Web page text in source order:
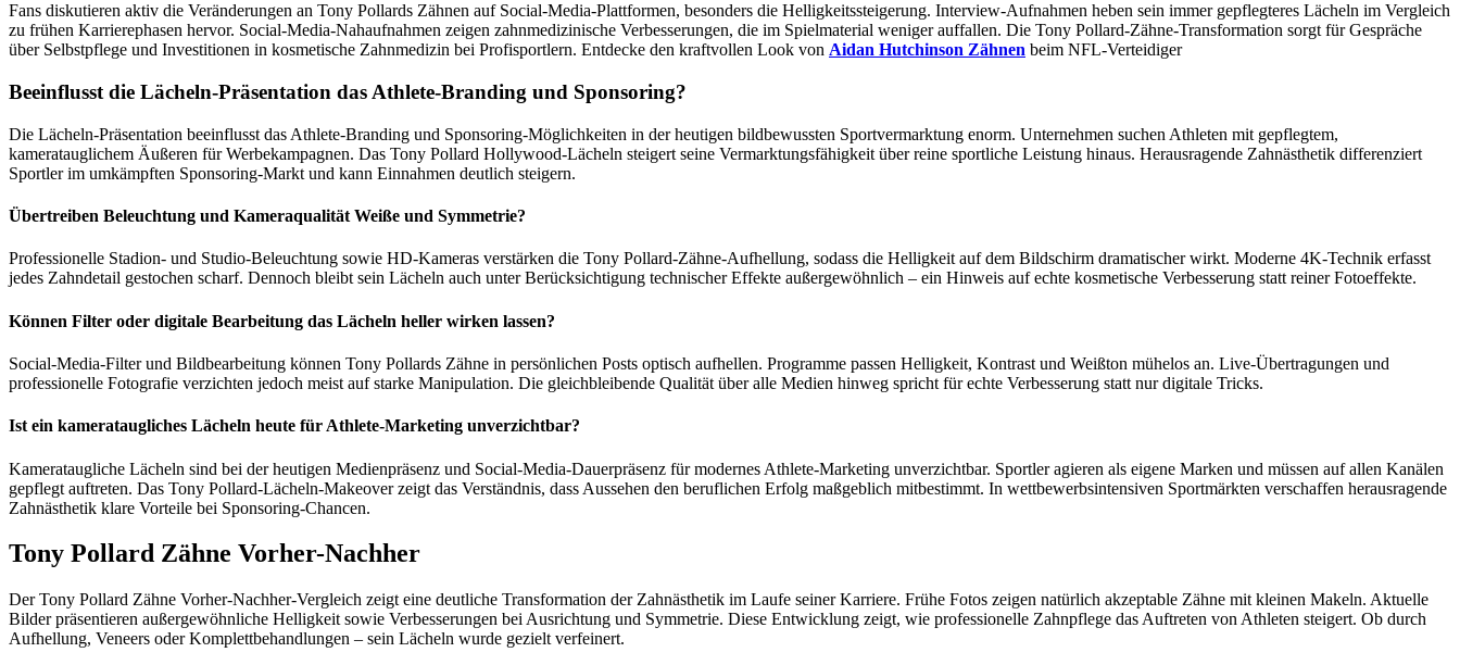
Fans diskutieren aktiv die Veränderungen an Tony Pollards Zähnen auf Social-Media-Plattformen, besonders die Helligkeitssteigerung. Interview-Aufnahmen heben sein immer gepflegteres Lächeln im Vergleich
zu frühen Karrierephasen hervor. Social-Media-Nahaufnahmen zeigen zahnmedizinische Verbesserungen, die im Spielmaterial weniger auffallen. Die Tony Pollard-Zähne-Transformation sorgt für Gespräche
über Selbstpflege und Investitionen in kosmetische Zahnmedizin bei Profisportlern. Entdecke den kraftvollen Look von Aidan Hutchinson Zähnen beim NFL-Verteidiger
Beeinflusst die Lächeln-Präsentation das Athlete-Branding und Sponsoring?
Die Lächeln-Präsentation beeinflusst das Athlete-Branding und Sponsoring-Möglichkeiten in der heutigen bildbewussten Sportvermarktung enorm. Unternehmen suchen Athleten mit gepflegtem,
kameratauglichem Äußeren für Werbekampagnen. Das Tony Pollard Hollywood-Lächeln steigert seine Vermarktungsfähigkeit über reine sportliche Leistung hinaus. Herausragende Zahnästhetik differenziert
Sportler im umkämpften Sponsoring-Markt und kann Einnahmen deutlich steigern.
Übertreiben Beleuchtung und Kameraqualität Weiße und Symmetrie?
Professionelle Stadion- und Studio-Beleuchtung sowie HD-Kameras verstärken die Tony Pollard-Zähne-Aufhellung, sodass die Helligkeit auf dem Bildschirm dramatischer wirkt. Moderne 4K-Technik erfasst
jedes Zahndetail gestochen scharf. Dennoch bleibt sein Lächeln auch unter Berücksichtigung technischer Effekte außergewöhnlich – ein Hinweis auf echte kosmetische Verbesserung statt reiner Fotoeffekte.
Können Filter oder digitale Bearbeitung das Lächeln heller wirken lassen?
Social-Media-Filter und Bildbearbeitung können Tony Pollards Zähne in persönlichen Posts optisch aufhellen. Programme passen Helligkeit, Kontrast und Weißton mühelos an. Live-Übertragungen und
professionelle Fotografie verzichten jedoch meist auf starke Manipulation. Die gleichbleibende Qualität über alle Medien hinweg spricht für echte Verbesserung statt nur digitale Tricks.
Ist ein kamerataugliches Lächeln heute für Athlete-Marketing unverzichtbar?
Kamerataugliche Lächeln sind bei der heutigen Medienpräsenz und Social-Media-Dauerpräsenz für modernes Athlete-Marketing unverzichtbar. Sportler agieren als eigene Marken und müssen auf allen Kanälen
gepflegt auftreten. Das Tony Pollard-Lächeln-Makeover zeigt das Verständnis, dass Aussehen den beruflichen Erfolg maßgeblich mitbestimmt. In wettbewerbsintensiven Sportmärkten verschaffen herausragende
Zahnästhetik klare Vorteile bei Sponsoring-Chancen.
Tony Pollard Zähne Vorher-Nachher
Der Tony Pollard Zähne Vorher-Nachher-Vergleich zeigt eine deutliche Transformation der Zahnästhetik im Laufe seiner Karriere. Frühe Fotos zeigen natürlich akzeptable Zähne mit kleinen Makeln. Aktuelle
Bilder präsentieren außergewöhnliche Helligkeit sowie Verbesserungen bei Ausrichtung und Symmetrie. Diese Entwicklung zeigt, wie professionelle Zahnpflege das Auftreten von Athleten steigert. Ob durch
Aufhellung, Veneers oder Komplettbehandlungen – sein Lächeln wurde gezielt verfeinert.